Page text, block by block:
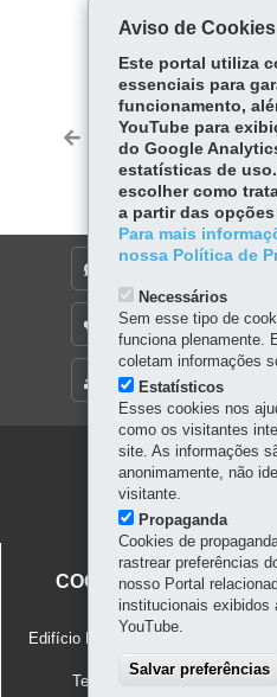
Fa
ce
bo
ok
Voltar Início
MAPA DO SITE
OUVIDORIA
Navegação
principal
SECRETARIA
COORDENAÇÃO DO
Rua Cruz
Edifício Presidente Caetano
Curitiba-PR
Telefones: (41) 3202-6716e
Aviso de Cookies
Este portal utiliza
essenciais para
funcionamento,
YouTube para
do Google
estatísticas de
escolher como
a partir das
Para mais
nossa Política de
Necessários
Sem esse tipo de
funciona plenamente.
coletam informações
Estatísticos
Esses cookies nos
como os visitantes
site. As informações
anonimamente, não
visitante.
Propaganda
Cookies de
rastrear preferências
nosso Portal
institucionais exibidos
YouTube.
Salvar preferências